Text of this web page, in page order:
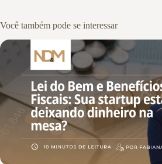
Você também pode se interessar